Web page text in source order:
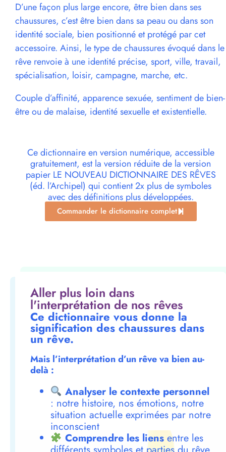
D’une façon plus large encore, être bien dans ses
chaussures, c’est être bien dans sa peau ou dans son
identité sociale, bien positionné et protégé par cet
accessoire. Ainsi, le type de chaussures évoqué dans le
rêve renvoie à une identité précise, sport, ville, travail,
spécialisation, loisir, campagne, marche, etc.
Couple d’affinité, apparence sexuée, sentiment de bien-
être ou de malaise, identité sexuelle et existentielle.
Ce dictionnaire en version numérique, accessible
gratuitement, est la version réduite de la version
papier LE NOUVEAU DICTIONNAIRE DES RÊVES
(éd. l’Archipel) qui contient 2x plus de symboles
avec des définitions plus développées.
Commander le dictionnaire complet
Aller plus loin dans
l'interprétation de nos rêves
Ce dictionnaire vous donne la
signification des chaussures dans
un rêve.
Mais l’interprétation d’un rêve va bien au-
delà :
Analyser le contexte personnel
: notre histoire, nos émotions, notre
situation actuelle exprimées par notre
inconscient
Comprendre les liensentre les